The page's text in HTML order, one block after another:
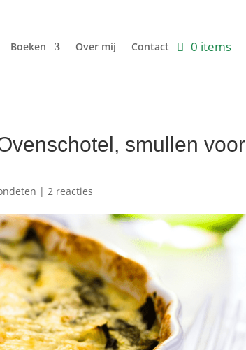
Boeken Over mij Contact 0 items
smullen voor
|2 reacties